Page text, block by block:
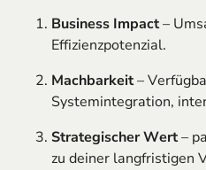
Business Impact–
Effizienzpotenzial.
Machbarkeit–
Systemintegration,
Strategischer Wert–
zu deiner langfristigen